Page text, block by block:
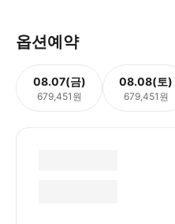
옵션예약
08.07(금)
679,451원
08.08(토)
679,451원